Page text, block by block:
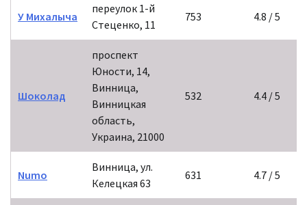
У Михалыча
переулок 1-й
Стеценко, 11
753 4.8 / 5
Шоколад
проспект
Юности, 14,
Винница,
Винницкая
область,
Украина, 21000
532 4.4 / 5
Numo
Винница, ул.
Келецкая 63
631 4.7 / 5